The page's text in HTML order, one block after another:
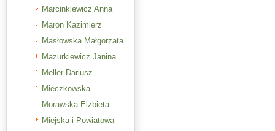
Marcinkiewicz Anna
Maron Kazimierz
Masłowska Małgorzata
Mazurkiewicz Janina
Meller Dariusz
Mieczkowska-
Morawska Elżbieta
Miejska i Powiatowa